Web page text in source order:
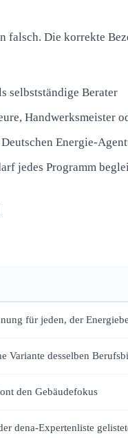
falsch. Die korrekte
selbstständige Berater
Handwerksmeister
Energie-
jedes Programm
für jeden, der
Variante desselben
den Gebäudefokus
dena-Expertenliste